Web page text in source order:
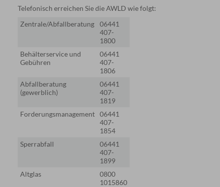
Telefonisch erreichen Sie die AWLD wie folgt:
Zentrale/Abfallberatung
06441
407-
1800
Behälterservice und
Gebühren
06441
407-
1806
Abfallberatung
(gewerblich)
06441
407-
1819
Forderungsmanagement 06441
407-
1854
Sperrabfall
06441
407-
1899
Altglas
0800
1015860